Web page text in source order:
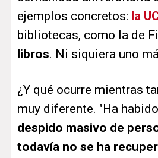
ejemplos concretos: la
bibliotecas, como la de
libros. Ni siquiera uno
¿Y qué ocurre mientras
muy diferente. "Ha
despido masivo de
todavía no se ha